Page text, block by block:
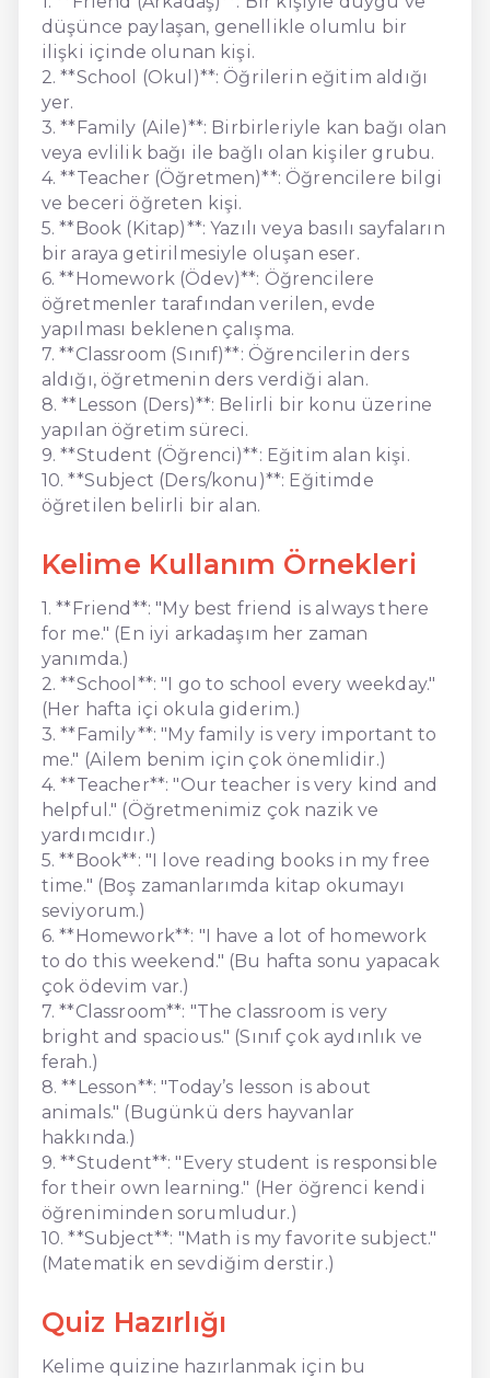
düşünce paylaşan, genellikle olumlu bir
ilişki içinde olunan kişi.
2. **School (Okul)**: Öğrilerin eğitim aldığı
yer.
3. **Family (Aile)**: Birbirleriyle kan bağı olan
veya evlilik bağı ile bağlı olan kişiler grubu.
4. **Teacher (Öğretmen)**: Öğrencilere bilgi
ve beceri öğreten kişi.
5. **Book (Kitap)**: Yazılı veya basılı sayfaların
bir araya getirilmesiyle oluşan eser.
6. **Homework (Ödev)**: Öğrencilere
öğretmenler tarafından verilen, evde
yapılması beklenen çalışma.
7. **Classroom (Sınıf)**: Öğrencilerin ders
aldığı, öğretmenin ders verdiği alan.
8. **Lesson (Ders)**: Belirli bir konu üzerine
yapılan öğretim süreci.
9. **Student (Öğrenci)**: Eğitim alan kişi.
10. **Subject (Ders/konu)**: Eğitimde
öğretilen belirli bir alan.
Kelime Kullanım Örnekleri
1. **Friend**: "My best friend is always there
for me." (En iyi arkadaşım her zaman
yanımda.)
2. **School**: "I go to school every weekday."
(Her hafta içi okula giderim.)
3. **Family**: "My family is very important to
me." (Ailem benim için çok önemlidir.)
4. **Teacher**: "Our teacher is very kind and
helpful." (Öğretmenimiz çok nazik ve
yardımcıdır.)
5. **Book**: "I love reading books in my free
time." (Boş zamanlarımda kitap okumayı
seviyorum.)
6. **Homework**: "I have a lot of homework
to do this weekend." (Bu hafta sonu yapacak
çok ödevim var.)
7. **Classroom**: "The classroom is very
bright and spacious." (Sınıf çok aydınlık ve
ferah.)
8. **Lesson**: "Today’s lesson is about
animals." (Bugünkü ders hayvanlar
hakkında.)
9. **Student**: "Every student is responsible
for their own learning." (Her öğrenci kendi
öğreniminden sorumludur.)
10. **Subject**: "Math is my favorite subject."
(Matematik en sevdiğim derstir.)
Quiz Hazırlığı
Kelime quizine hazırlanmak için bu